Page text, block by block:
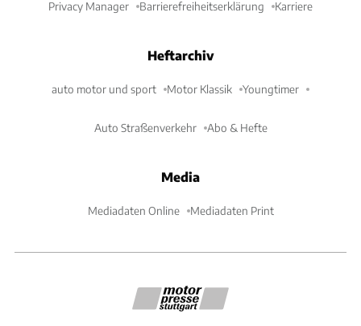
Privacy Manager Barrierefreiheitserklärung Karriere
Heftarchiv
auto motor und sport Motor Klassik Youngtimer
Auto Straßenverkehr Abo & Hefte
Media
Mediadaten Online Mediadaten Print